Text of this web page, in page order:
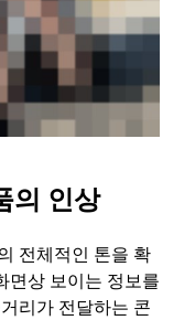
의 인상
전체적인 톤을 확
면상 보이는 정보를
리가 전달하는 콘